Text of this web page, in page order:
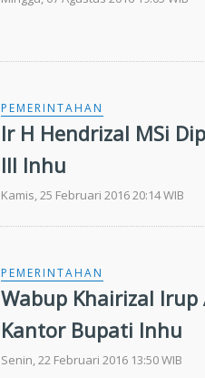
PEMERINTAHAN
Ir H Hendrizal MSi
III Inhu
Kamis, 25 Februari 2016 20:14 WIB
PEMERINTAHAN
Wabup Khairizal
Kantor Bupati Inhu
Senin, 22 Februari 2016 13:50 WIB